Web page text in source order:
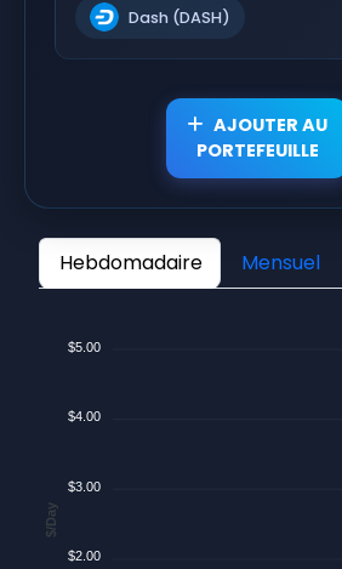
Dash (DASH)
AJOUTER AU
PORTEFEUILLE
Hebdomadaire Mensuel
$5.00
$4.00
$3.00
$2.00
$/Day